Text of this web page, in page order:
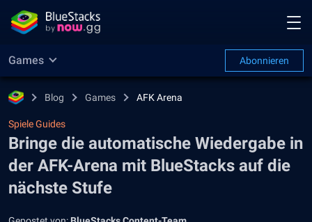
Games Abonnieren
Blog Games AFK Arena
Spiele Guides
Bringe die automatische Wiedergabe in
der AFK-Arena mit BlueStacks auf die
nächste Stufe